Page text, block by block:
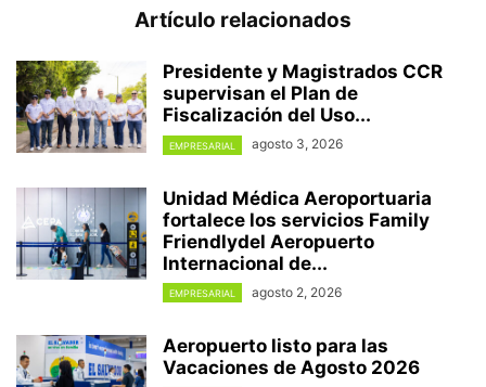
Artículo relacionados
Presidente y Magistrados CCR
supervisan el Plan de
Fiscalización del Uso...
EMPRESARIAL agosto 3, 2026
Unidad Médica Aeroportuaria
fortalece los servicios Family
Friendlydel Aeropuerto
Internacional de...
EMPRESARIAL agosto 2, 2026
Aeropuerto listo para las
Vacaciones de Agosto 2026